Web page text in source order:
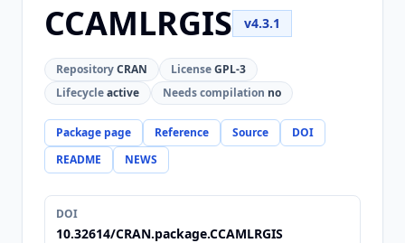
CCAMLRGIS v4.3.1
RepositoryCRAN LicenseGPL-3
Lifecycleactive Needs compilation no
Package page Reference Source
DOI
README
NEWS
DOI
10.32614/CRAN.package.CCAMLRGIS